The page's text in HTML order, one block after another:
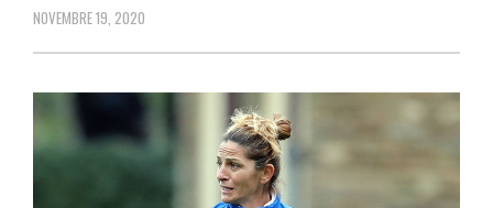
NOVEMBRE 19, 2020